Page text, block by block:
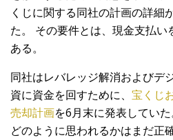
くじに関する同社の計画の詳細
た。 その要件とは、現金支払
ある。
同社はレバレッジ解消およびデ
資に資金を回すために、 宝くじ
売却計画を6月末に発表してい
どのように思われるかはまだ正